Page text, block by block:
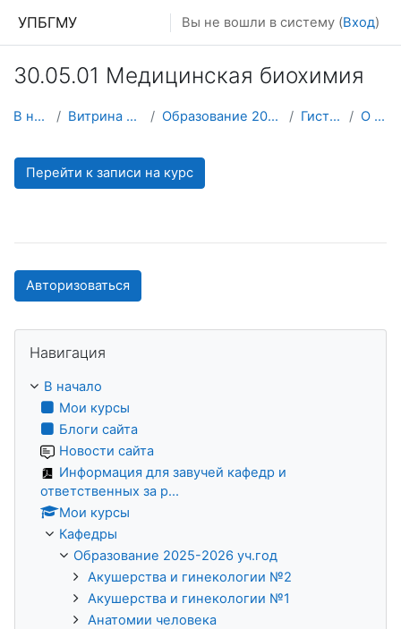
УПБГМУ Вы не вошли в систему (Вход)
30.05.01 Медицинская биохимия
В начало Витрина курсов 3KL Образование 2025-2026 уч.год Гистологии О курсе
Перейти к записи на курс
Авторизоваться
Навигация
В начало
Мои курсы
Блоги сайта
Новости сайта
Информация для завучей кафедр и
ответственных за р...
Мои курсы
Кафедры
Образование 2025-2026 уч.год
Акушерства и гинекологии №2
Акушерства и гинекологии №1
Анатомии человека